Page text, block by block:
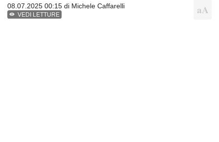
08.07.2025 00:15 di Michele Caffarelli
VEDI LETTURE